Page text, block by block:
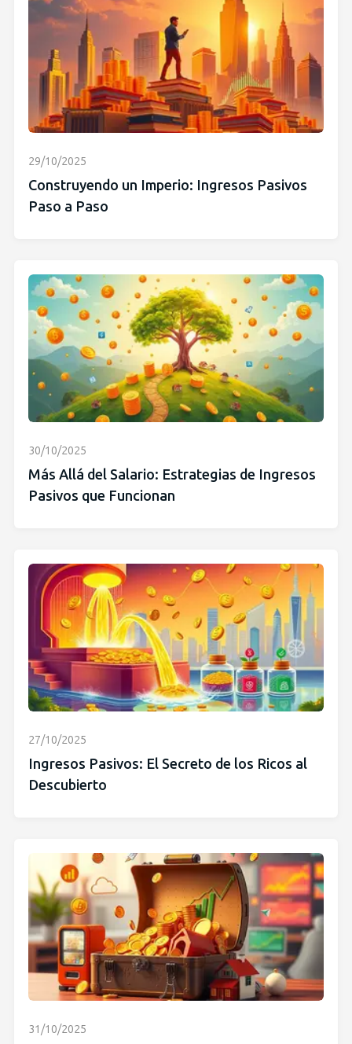
29/10/2025
Construyendo un Imperio: Ingresos Pasivos
Paso a Paso
30/10/2025
Más Allá del Salario: Estrategias de Ingresos
Pasivos que Funcionan
27/10/2025
Ingresos Pasivos: El Secreto de los Ricos al
Descubierto
31/10/2025